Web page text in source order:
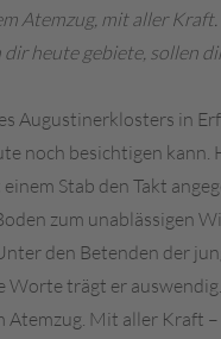
Atemzug, mit aller Kraft.
heute gebiete, sollen
Augustinerklosters in
noch besichtigen kann.
Stab den Takt
zum unablässigen
den Betenden der
Worte trägt er
Atemzug. Mit aller Kraft